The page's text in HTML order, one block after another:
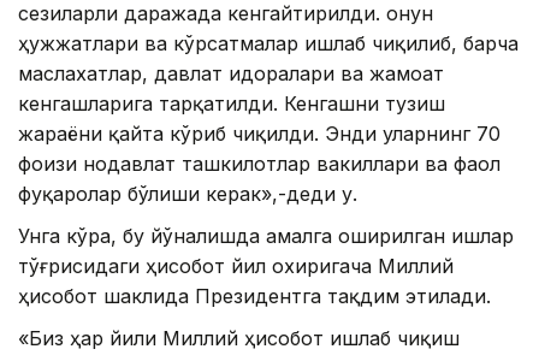
сезиларли даражада кенгайтирилди. Қонун
ҳужжатлари ва кўрсатмалар ишлаб чиқилиб, барча
маслахатлар, давлат идоралари ва жамоат
кенгашларига тарқатилди. Кенгашни тузиш
жараёни қайта кўриб чиқилди. Энди уларнинг 70
фоизи нодавлат ташкилотлар вакиллари ва фаол
фуқаролар бўлиши керак»,-деди у.
Унга кўра, бу йўналишда амалга оширилган ишлар
тўғрисидаги ҳисобот йил охиригача Миллий
ҳисобот шаклида Президентга тақдим этилади.
«Биз ҳар йили Миллий ҳисобот ишлаб чиқиш